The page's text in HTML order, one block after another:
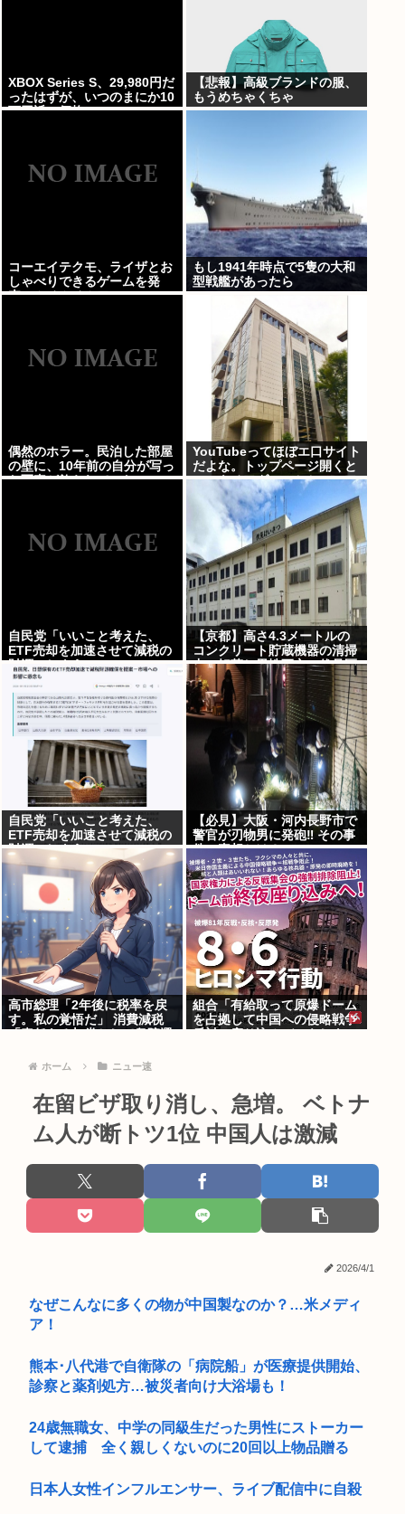
XBOX Series S、29,980円だ
ったはずが、いつのまにか10
万円近い価格に
【悲報】高級ブランドの服、
もうめちゃくちゃ
コーエイテクモ、ライザとお
しゃべりできるゲームを発
売。ムチムチムワァ
もし1941年時点で5隻の大和
型戦艦があったら
偶然のホラー。民泊した部屋
の壁に、10年前の自分が写っ
た写真が飾られていた
YouTubeってほぼエ口サイト
だよな。トップページ開くと
いつもチアダンスとかローア
ングルで撮影した街撮り動画
ばっか出てくるじゃん
自民党「いいこと考えた、
ETF売却を加速させて減税の
財源にしよう」
【京都】高さ4.3メートルの
コンクリート貯蔵機器の清掃
中に転落し男性死亡、伏見区
の工場
自民党「いいこと考えた、
ETF売却を加速させて減税の
財源にしよう」
【必見】大阪・河内長野市で
警官が刃物男に発砲‼ その事
件の真相とは？
高市総理「2年後に税率を戻
す。私の覚悟だ」 消費減税
組合「有給取って原爆ドーム
を占拠して中国への侵略戦争
ホーム ニュー速
在留ビザ取り消し、急増。 ベトナ
ム人が断トツ1位 中国人は激減
2026/4/1
なぜこんなに多くの物が中国製なのか？…米メディ
ア！
熊本･八代港で自衛隊の「病院船」が医療提供開始、
診察と薬剤処方…被災者向け大浴場も！
24歳無職女、中学の同級生だった男性にストーカー
して逮捕 全く親しくないのに20回以上物品贈る
日本人女性インフルエンサー、ライブ配信中に自殺